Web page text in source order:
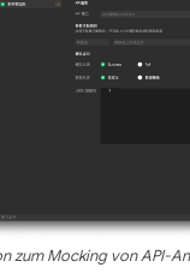
zum Mocking von API-